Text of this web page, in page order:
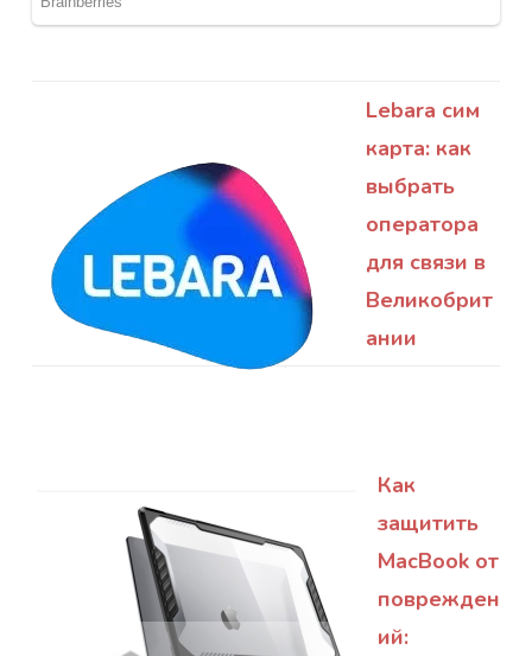
Lebara сим
карта: как
выбрать
оператора
для связи в
Великобрит
ании
Как
защитить
MacBook от
поврежден
ий: